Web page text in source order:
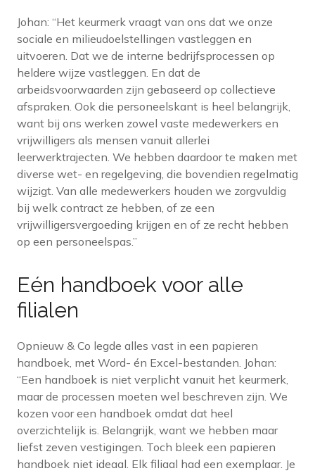
Johan: “Het keurmerk vraagt van ons dat we onze
sociale en milieudoelstellingen vastleggen en
uitvoeren. Dat we de interne bedrijfsprocessen op
heldere wijze vastleggen. En dat de
arbeidsvoorwaarden zijn gebaseerd op collectieve
afspraken. Ook die personeelskant is heel belangrijk,
want bij ons werken zowel vaste medewerkers en
vrijwilligers als mensen vanuit allerlei
leerwerktrajecten. We hebben daardoor te maken met
diverse wet- en regelgeving, die bovendien regelmatig
wijzigt. Van alle medewerkers houden we zorgvuldig
bij welk contract ze hebben, of ze een
vrijwilligersvergoeding krijgen en of ze recht hebben
op een personeelspas.”
Eén handboek voor alle
filialen
Opnieuw & Co legde alles vast in een papieren
handboek, met Word- én Excel-bestanden. Johan:
“Een handboek is niet verplicht vanuit het keurmerk,
maar de processen moeten wel beschreven zijn. We
kozen voor een handboek omdat dat heel
overzichtelijk is. Belangrijk, want we hebben maar
liefst zeven vestigingen. Toch bleek een papieren
handboek niet ideaal. Elk filiaal had een exemplaar. Je